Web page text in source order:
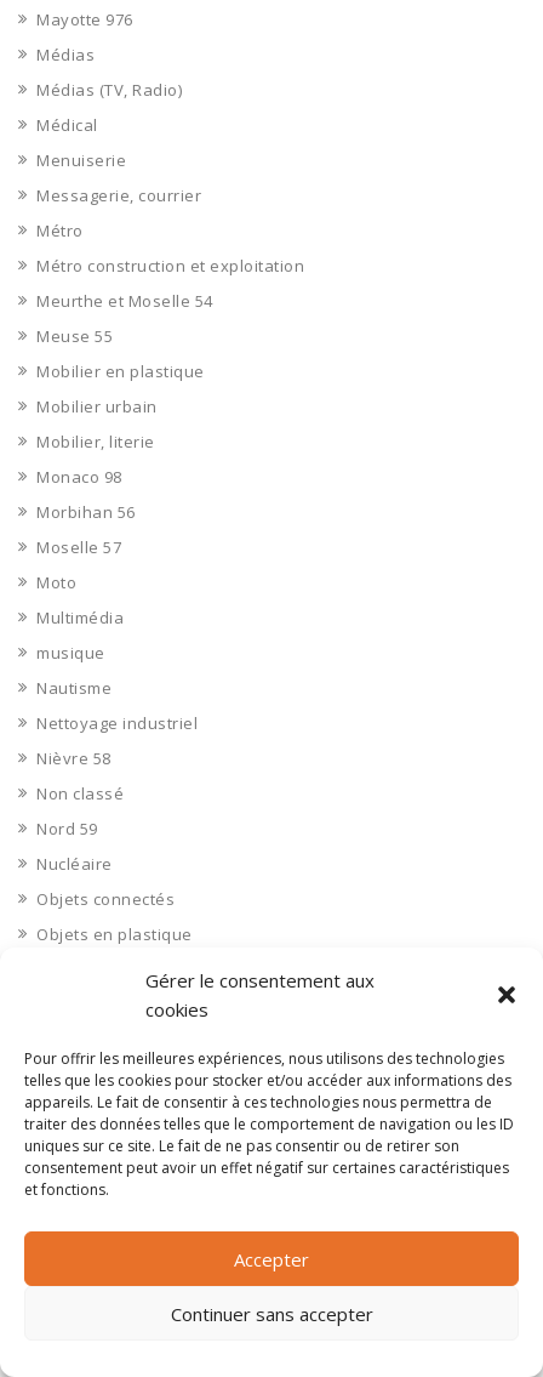
Gérer le consentement aux
cookies
Pour offrir les meilleures expériences, nous utilisons des technologies
telles que les cookies pour stocker et/ou accéder aux informations des
appareils. Le fait de consentir à ces technologies nous permettra de
traiter des données telles que le comportement de navigation ou les ID
uniques sur ce site. Le fait de ne pas consentir ou de retirer son
consentement peut avoir un effet négatif sur certaines caractéristiques
et fonctions.
Accepter
Continuer sans accepter
Mayotte 976
Médias
Médias (TV, Radio)
Médical
Menuiserie
Messagerie, courrier
Métro
Métro construction et exploitation
Meurthe et Moselle 54
Meuse 55
Mobilier en plastique
Mobilier urbain
Mobilier, literie
Monaco 98
Morbihan 56
Moselle 57
Moto
Multimédia
musique
Nautisme
Nettoyage industriel
Nièvre 58
Non classé
Nord 59
Nucléaire
Objets connectés
Objets en plastique
Opérateur télécom
Optique
Ordinateurs
Orne 61
Ouvrages d’art
Pas de Calais 62